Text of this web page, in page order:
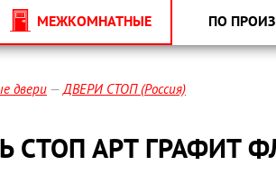
ПО
МЕЖКОМНАТНЫЕ
двери ДВЕРИ СТОП (Россия)
СТОП АРТ ГРАФИТ